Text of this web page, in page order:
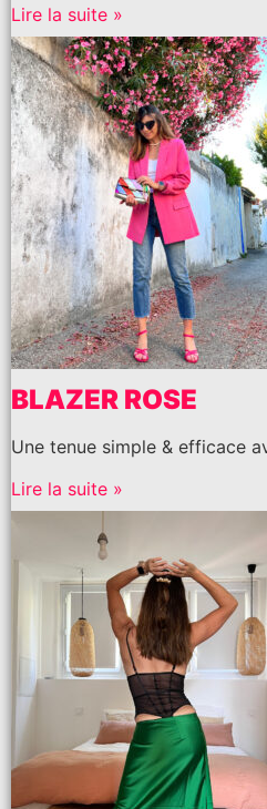
Lire la suite »
BLAZER ROSE
Une tenue simple & efficace
Lire la suite »